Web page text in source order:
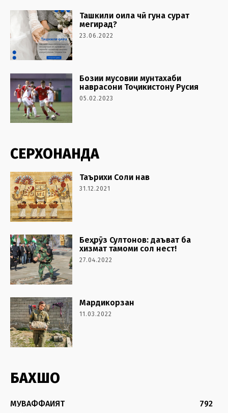
Ташкили оила чӣ гуна сурат
мегирад?
23.06.2022
Бозии мусовии мунтахаби
наврасони Тоҷикистону Русия
05.02.2023
СЕРХОНАНДА
Таърихи Соли нав
31.12.2021
Беҳрӯз Султонов: даъват ба
хизмат тамоми сол нест!
27.04.2022
Мардикорзан
11.03.2022
БАХШҲО
МУВАФФАҚИЯТ
792